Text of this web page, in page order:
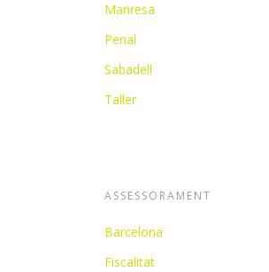
Manresa
Penal
Sabadell
Taller
ASSESSORAMENT
Barcelona
Fiscalitat